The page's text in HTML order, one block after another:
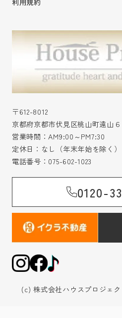
〒612-8012
京都府京都市伏見区桃山町遠山６
営業時間：AM9:00～PM7:30
定休日：なし（年末年始を除く）
電話番号： 075-602-1023
0120-
(c) 株式会社ハウスプロジェ